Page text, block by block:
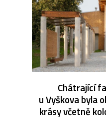
Chátrající
u Vyškova byla
krásy včetně